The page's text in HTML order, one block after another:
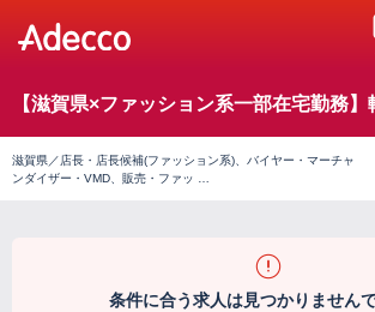
【滋賀県×ファッション系一部在宅勤務
滋賀県／店長・店長候補(ファッション系)、バイヤー・マーチャ
ンダイザー・VMD、販売・ファッ …
条件に合う求人は見つかりませんで